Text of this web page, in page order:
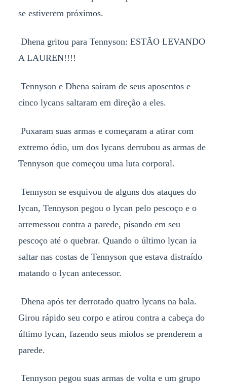
se estiverem próximos.
Dhena gritou para Tennyson: ESTÃO LEVANDO
A LAUREN!!!!
Tennyson e Dhena saíram de seus aposentos e
cinco lycans saltaram em direção a eles.
Puxaram suas armas e começaram a atirar com
extremo ódio, um dos lycans derrubou as armas de
Tennyson que começou uma luta corporal.
Tennyson se esquivou de alguns dos ataques do
lycan, Tennyson pegou o lycan pelo pescoço e o
arremessou contra a parede, pisando em seu
pescoço até o quebrar. Quando o último lycan ia
saltar nas costas de Tennyson que estava distraído
matando o lycan antecessor.
Dhena após ter derrotado quatro lycans na bala.
Girou rápido seu corpo e atirou contra a cabeça do
último lycan, fazendo seus miolos se prenderem a
parede.
Tennyson pegou suas armas de volta e um grupo